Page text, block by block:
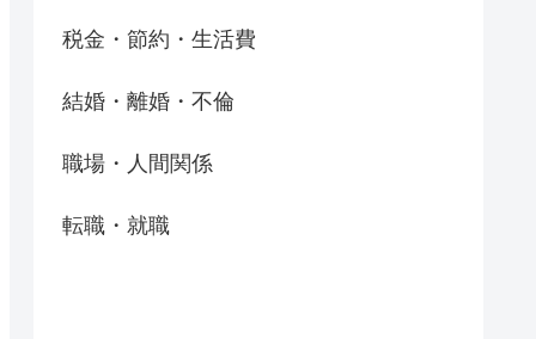
税金・節約・生活費
結婚・離婚・不倫
職場・人間関係
転職・就職